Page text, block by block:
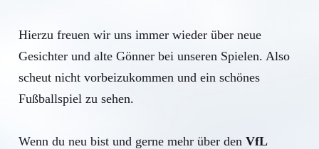
Hierzu freuen wir uns immer wieder über neue
Gesichter und alte Gönner bei unseren Spielen. Also
scheut nicht vorbeizukommen und ein schönes
Fußballspiel zu sehen.
Wenn du neu bist und gerne mehr über den VfL